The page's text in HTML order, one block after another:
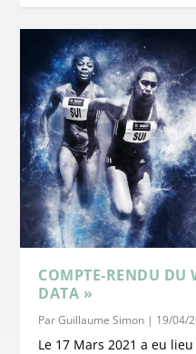
COMPTE-RENDU DU
DATA »
ParGuillaume Simon | 19/04/
Le 17 Mars 2021 a eu